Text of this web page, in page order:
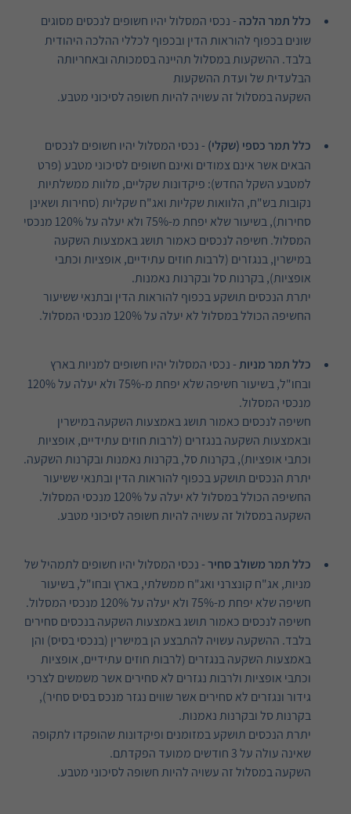
כלל תמר הלכה - נכסי המסלול יהיו חשופים לנכסים מסוגים
שונים בכפוף להוראות הדין ובכפוף לכללי ההלכה היהודית
בלבד. ההשקעות במסלול תהיינה בסמכותה ובאחריותה
הבלעדית של ועדת ההשקעות
השקעה במסלול זה עשויה להיות חשופה לסיכוני מטבע.
כלל תמר כספי (שקלי) - נכסי המסלול יהיו חשופים לנכסים
הבאים אשר אינם צמודים ואינם חשופים לסיכוני מטבע (פרט
למטבע השקל החדש): פיקדונות שקליים, מלוות ממשלתיות
נקובות בש"ח, הלוואות שקליות ואג"ח שקליות (סחירות ושאינן
סחירות), בשיעור שלא יפחת מ-75% ולא יעלה על 120% מנכסי
המסלול. חשיפה לנכסים כאמור תושג באמצעות השקעה
במישרין, בנגזרים (לרבות חוזים עתידיים, אופציות וכתבי
אופציות), בקרנות סל ובקרנות נאמנות.
יתרת הנכסים תושקע בכפוף להוראות הדין ובתנאי ששיעור
החשיפה הכולל במסלול לא יעלה על 120% מנכסי המסלול.
כלל תמר מניות- נכסי המסלול יהיו חשופים למניות בארץ
ובחו"ל, בשיעור חשיפה שלא יפחת מ-75% ולא יעלה על 120%
מנכסי המסלול.
חשיפה לנכסים כאמור תושג באמצעות השקעה במישרין
ובאמצעות השקעה בנגזרים (לרבות חוזים עתידיים, אופציות
וכתבי אופציות), בקרנות סל, בקרנות נאמנות ובקרנות השקעה.
יתרת הנכסים תושקע בכפוף להוראות הדין ובתנאי ששיעור
החשיפה הכולל במסלול לא יעלה על 120% מנכסי המסלול.
השקעה במסלול זה עשויה להיות חשופה לסיכוני מטבע.
כלל תמר משולב סחיר- נכסי המסלול יהיו חשופים לתמהיל של
מניות, אג"ח קונצרני ואג"ח ממשלתי, בארץ ובחו"ל, בשיעור
חשיפה שלא יפחת מ-75% ולא יעלה על 120% מנכסי המסלול.
חשיפה לנכסים כאמור תושג באמצעות השקעה בנכסים סחירים
בלבד. ההשקעה עשויה להתבצע הן במישרין (בנכסי בסיס) והן
באמצעות השקעה בנגזרים (לרבות חוזים עתידיים, אופציות
וכתבי אופציות ולרבות נגזרים לא סחירים אשר משמשים לצרכי
גידור ונגזרים לא סחירים אשר שווים נגזר מנכס בסיס סחיר),
בקרנות סל ובקרנות נאמנות.
יתרת הנכסים תושקע במזומנים ופיקדונות שהופקדו לתקופה
שאינה עולה על 3 חודשים ממועד הפקדתם.
השקעה במסלול זה עשויה להיות חשופה לסיכוני מטבע.